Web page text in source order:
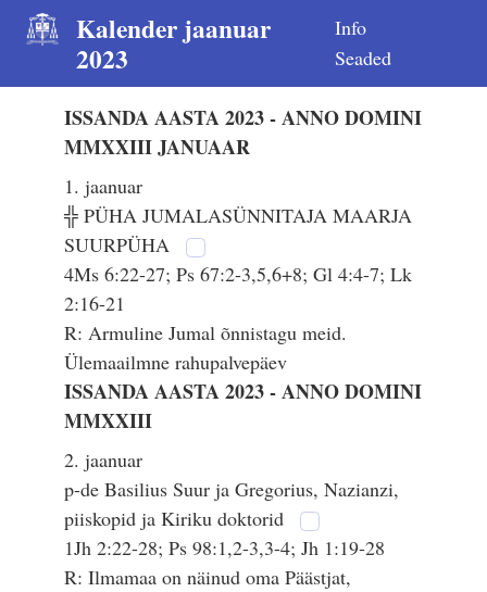
Kalender jaanuar
2023
Info
Seaded
ISSANDA AASTA 2023 - ANNO DOMINI
MMXXIII JANUAAR
1. jaanuar
╬ PÜHA JUMALASÜNNITAJA MAARJA
SUURPÜHA
4Ms 6:22-27; Ps 67:2-3,5,6+8; Gl 4:4-7; Lk
2:16-21
R: Armuline Jumal õnnistagu meid.
Ülemaailmne rahupalvepäev
ISSANDA AASTA 2023 - ANNO DOMINI
MMXXIII
2. jaanuar
p-de Basilius Suur ja Gregorius, Nazianzi,
piiskopid ja Kiriku doktorid
1Jh 2:22-28; Ps 98:1,2-3,3-4; Jh 1:19-28
R: Ilmamaa on näinud oma Päästjat,